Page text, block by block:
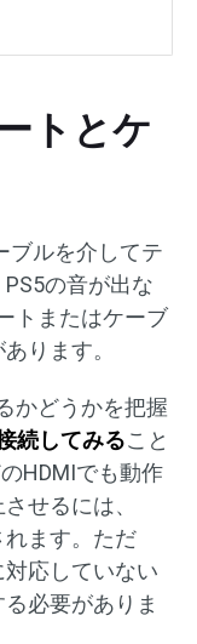
トとケ
ブルを介してテ
の音が出な
トまたはケーブ
ります。
かどうかを把握
続してみること
HDMIでも動作
せるには、
れます。ただ
対応していない
必要がありま